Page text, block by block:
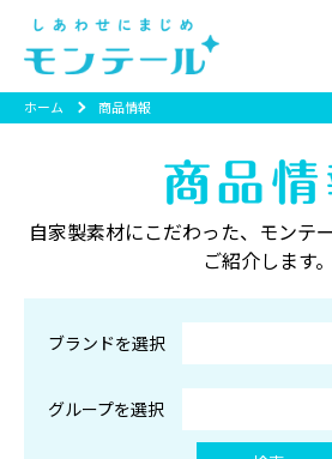
ホーム 商品情報
自家製素材にこだわった、モンテ
ご紹介します。
ブランドを選択
グループを選択